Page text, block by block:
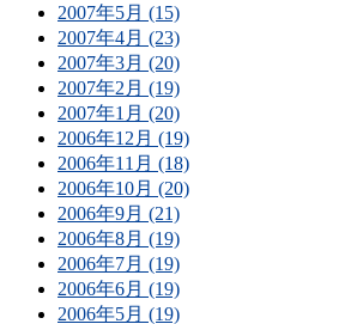
2007年5月 (15)
2007年4月 (23)
2007年3月 (20)
2007年2月 (19)
2007年1月 (20)
2006年12月 (19)
2006年11月 (18)
2006年10月 (20)
2006年9月 (21)
2006年8月 (19)
2006年7月 (19)
2006年6月 (19)
2006年5月 (19)